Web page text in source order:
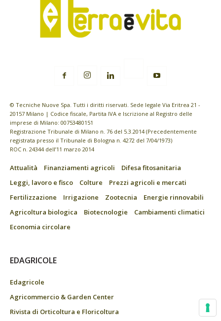
© Tecniche Nuove Spa. Tutti i diritti riservati. Sede legale Via Eritrea 21 -
20157 Milano | Codice fiscale, Partita IVA e Iscrizione al Registro delle
imprese di Milano: 00753480151
Registrazione Tribunale di Milano n. 76 del 5.3.2014 (Precedentemente
registrata presso il Tribunale di Bologna n. 4272 del 7/04/1973)
ROC n. 24344 dell’11 marzo 2014
Attualità Finanziamenti agricoli
Difesa fitosanitaria
Leggi, lavoro e fisco
Colture
Prezzi agricoli e mercati
Fertilizzazione
Irrigazione Zootecnia
Energie rinnovabili
Agricoltura biologica
Biotecnologie
Cambiamenti climatici
Economia circolare
EDAGRICOLE
Edagricole
Agricommercio & Garden Center
Rivista di Orticoltura e Floricoltura